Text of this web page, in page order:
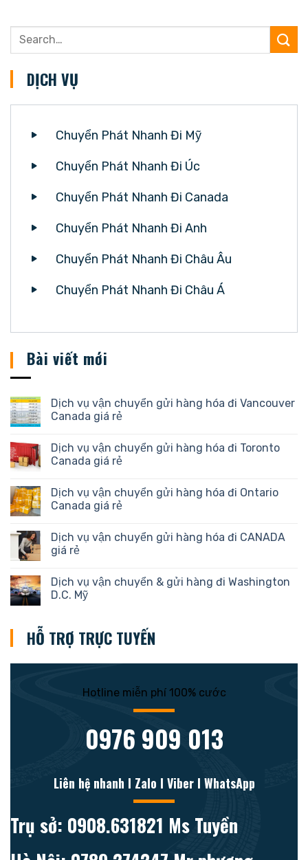
DỊCH VỤ
Chuyển Phát Nhanh Đi Mỹ
Chuyển Phát Nhanh Đi Úc
Chuyển Phát Nhanh Đi Canada
Chuyển Phát Nhanh Đi Anh
Chuyển Phát Nhanh Đi Châu Âu
Chuyển Phát Nhanh Đi Châu Á
Bài viết mới
Dịch vụ vận chuyển gửi hàng hóa đi Vancouver
Canada giá rẻ
Dịch vụ vận chuyển gửi hàng hóa đi Toronto
Canada giá rẻ
Dịch vụ vận chuyển gửi hàng hóa đi Ontario
Canada giá rẻ
Dịch vụ vận chuyển gửi hàng hóa đi CANADA
giá rẻ
Dịch vụ vận chuyển & gửi hàng đi Washington
D.C. Mỹ
HỖ TRỢ TRỰC TUYẾN
Hotline miễn phí 100% cước
0976 909 013
Liên hệ nhanh l Zalo l Viber l WhatsApp
Trụ sở: 0908.631821 Ms Tuyền